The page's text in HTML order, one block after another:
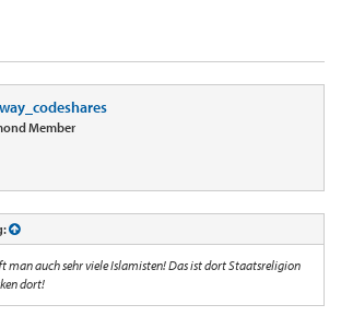
Member
man auch sehr viele Islamisten! Das ist dort Staatsreligion
dort!